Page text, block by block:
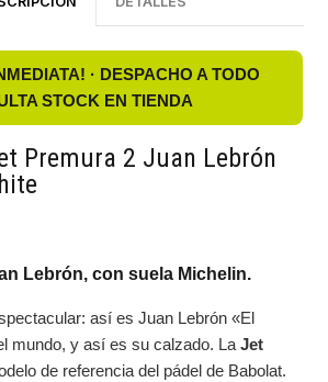
· DESPACHO A TODO
STOCK EN TIENDA
Premura 2 Juan Lebrón
Lebrón, con suela Michelin.
así es Juan Lebrón «El
mundo, y así es su calzado. LaJet
de referencia del pádel de Babolat.